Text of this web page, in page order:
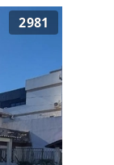
2981